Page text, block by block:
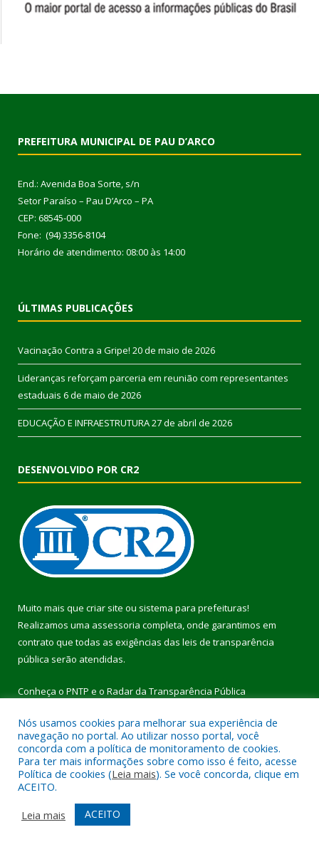
PREFEITURA MUNICIPAL DE PAU D’ARCO
End.: Avenida Boa Sorte, s/n
Setor Paraíso – Pau D’Arco – PA
CEP: 68545-000
Fone: (94) 3356-8104
Horário de atendimento: 08:00 às 14:00
ÚLTIMAS PUBLICAÇÕES
Vacinação Contra a Gripe! 20 de maio de 2026
Lideranças reforçam parceria em reunião com representantes
estaduais 6 de maio de 2026
EDUCAÇÃO E INFRAESTRUTURA27 de abril de 2026
DESENVOLVIDO POR CR2
Muito mais que criar site ou sistema para prefeituras!
Realizamos uma assessoria completa, onde garantimos em
contrato que todas as exigências das leis de transparência
pública serão atendidas.
Conheça o PNTP e o Radar da Transparência Pública
Todos os direitos reservados a Prefeitura Municipal de Pau
D’Arco.
Mapa do Site
Acessar Área Administrativa
Acessar Webmail
Nós usamos cookies para melhorar sua experiência de
navegação no portal. Ao utilizar nosso portal, você
concorda com a política de monitoramento de cookies.
Para ter mais informações sobre como isso é feito, acesse
Política de cookies (Leia mais). Se você concorda, clique em
ACEITO.
Leia mais
ACEITO